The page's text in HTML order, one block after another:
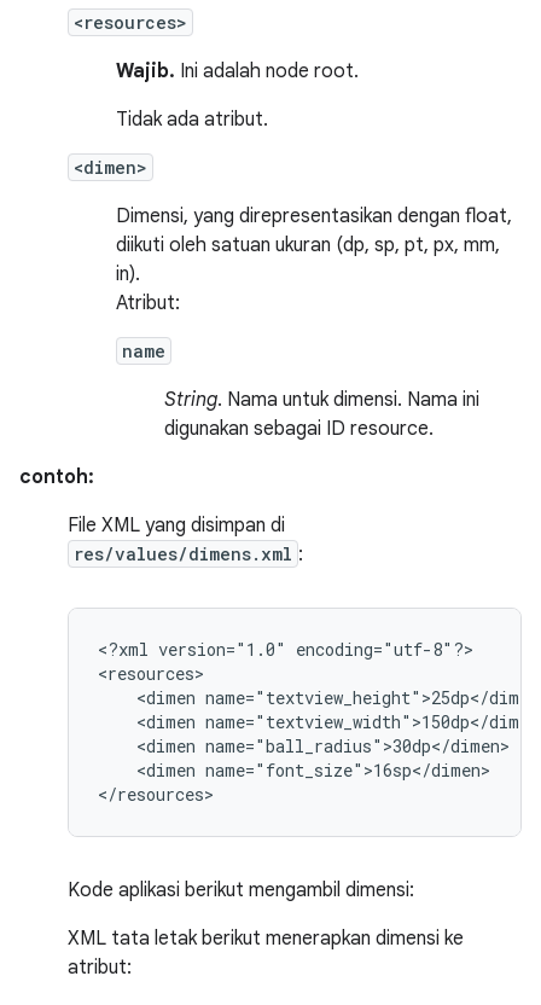
<resources>
Wajib. Ini adalah node root.
Tidak ada atribut.
<dimen>
Dimensi, yang direpresentasikan dengan float,
diikuti oleh satuan ukuran (dp, sp, pt, px, mm,
in).
Atribut:
name
String. Nama untuk dimensi. Nama ini
digunakan sebagai ID resource.
contoh:
File XML yang disimpan di
res/values/dimens.xml :
<?xml version="1.0"
encoding="utf-8"?>
<dimen
<dimen
<dimen
<dimen name="font_size">16sp</dimen>
</resources>
Kode aplikasi berikut mengambil dimensi:
XML tata letak berikut menerapkan dimensi ke
atribut: